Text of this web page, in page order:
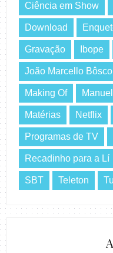
Ciência em Show
Download
Gravação Ibope
João Marcello
Making Of
Matérias Netflix
Programas de TV
Recadinho para a Lí
SBT Teleton